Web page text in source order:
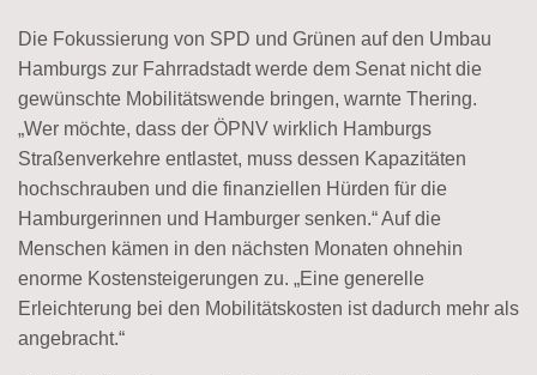
Die Fokussierung von SPD und Grünen auf den Umbau
Hamburgs zur Fahrradstadt werde dem Senat nicht die
gewünschte Mobilitätswende bringen, warnte Thering.
„Wer möchte, dass der ÖPNV wirklich Hamburgs
Straßenverkehre entlastet, muss dessen Kapazitäten
hochschrauben und die finanziellen Hürden für die
Hamburgerinnen und Hamburger senken.“ Auf die
Menschen kämen in den nächsten Monaten ohnehin
enorme Kostensteigerungen zu. „Eine generelle
Erleichterung bei den Mobilitätskosten ist dadurch mehr als
angebracht.“